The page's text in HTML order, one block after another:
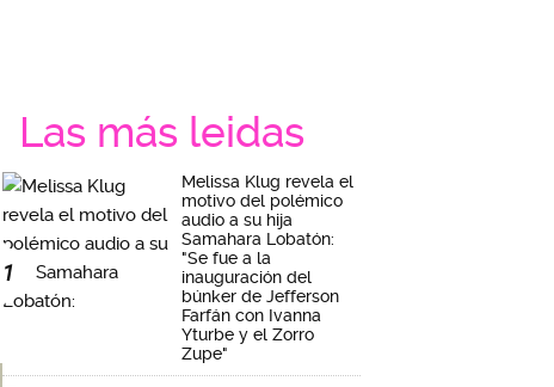
Las más leidas
1
Melissa Klug revela el
motivo del polémico
audio a su hija
Samahara Lobatón:
"Se fue a la
inauguración del
búnker de Jefferson
Farfán con Ivanna
Yturbe y el Zorro
Zupe"